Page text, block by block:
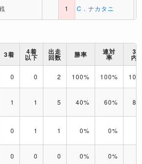
1 C．ナカタニ
3着 4着
以下
出走
回数 勝率 連対
率
3
内
0 0 2 100% 100%
1 1 5 40% 60%
0 1 1 0% 0%
0 0 0 0% 0%